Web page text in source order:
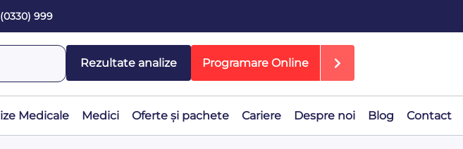
(0330) 999
Rezultate analize Programare Online
Medicale Medici Oferte și pachete Cariere Despre noi Blog Contact